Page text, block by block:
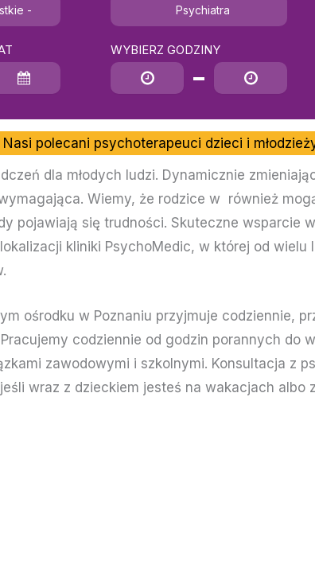
- Psychiatra
WYBIERZ GODZINY
Godzina rozpoczęcia
Godzina zakończenia
Nasi polecani psychoterapeuci dzieci i
dla młodych ludzi. Dynamicznie
Wiemy, że rodzice w również
pojawiają się trudności. Skuteczne wsparcie
kliniki PsychoMedic, w której od
ośrodku w Poznaniu przyjmuje codziennie,
codziennie od godzin porannych
zawodowymi i szkolnymi. Konsultacja z
wraz z dzieckiem jesteś na wakacjach albo